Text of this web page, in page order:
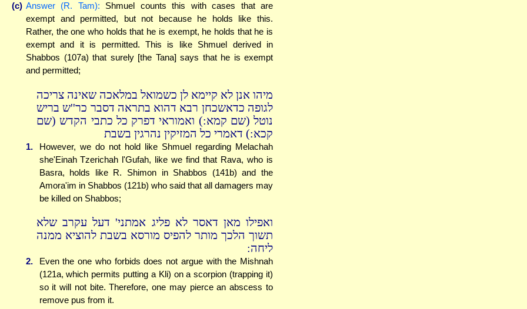
(c) Answer (R. Tam): Shmuel counts this with cases that are
exempt and permitted, but not because he holds like this.
Rather, the one who holds that he is exempt, he holds that he is
exempt and it is permitted. This is like Shmuel derived in
Shabbos (107a) that surely [the Tana] says that he is exempt
and permitted;
מיהו אנן לא קיימא לן כשמואל במלאכה שאינה צריכה
לגופה כדאשכחן רבא דהוא בתראה דסבר כר''ש בריש
נוטל (שם קמא:) ואמוראי דפרק כל כתבי הקדש (שם
קכא:) דאמרי כל המזיקין נהרגין בשבת
1.
However, we do not hold like Shmuel regarding Melachah
she'Einah Tzerichah l'Gufah, like we find that Rava, who is
Basra, holds like R. Shimon in Shabbos (141b) and the
Amora'im in Shabbos (121b) who said that all damagers may
be killed on Shabbos;
ואפילו מאן דאסר לא פליג אמתני' דעל עקרב שלא
תשוך הלכך מותר להפיס מורסא בשבת להוציא ממנה
ליחה:
2.
Even the one who forbids does not argue with the Mishnah
(121a, which permits putting a Kli) on a scorpion (trapping it)
so it will not bite. Therefore, one may pierce an abscess to
remove pus from it.